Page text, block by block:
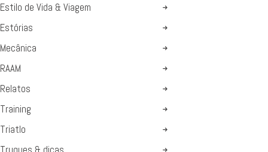
Estilo de Vida & Viagem
Estórias
Mecânica
RAAM
Relatos
Training
Triatlo